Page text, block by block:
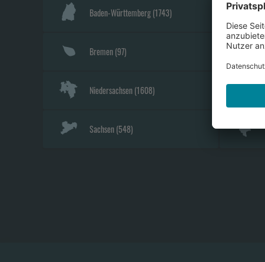
Baden-Württemberg(1743)
Bremen(97)
Niedersachsen(1608)
Sachsen(548)